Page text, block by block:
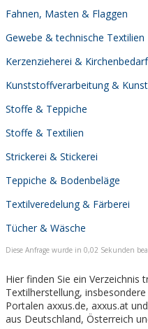
Fahnen, Masten & Flaggen
Gewebe & technische Textilien
Kerzenzieherei & Kirchenbedarf
Kunststoffverarbeitung &
Stoffe & Teppiche
Stoffe & Textilien
Strickerei & Stickerei
Teppiche & Bodenbeläge
Textilveredelung & Färberei
Tücher & Wäsche
Diese Anfrage wurde in 0,02 Sekunden
Hier finden Sie ein
Textilherstellung,
Portalen axxus.de, axxus.at
aus Deutschland, Österreich